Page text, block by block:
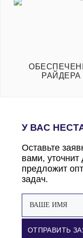
РАЙДЕРА
У ВАС
Оставьте
вами, уточнит
предложит
задач.
ОТПРАВИТЬ